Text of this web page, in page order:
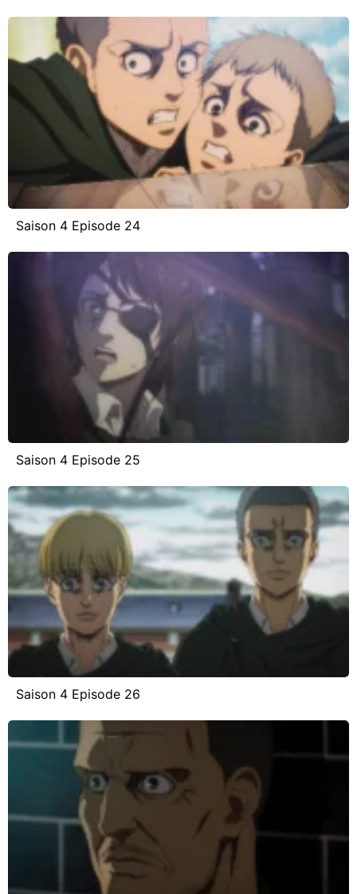
Saison 4 Episode 24
Saison 4 Episode 25
Saison 4 Episode 26